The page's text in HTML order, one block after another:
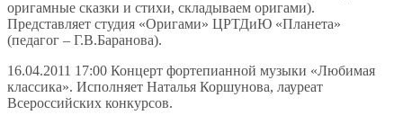
оригамные сказки и стихи, складываем оригами).
Представляет студия «Оригами» ЦРТДиЮ «Планета»
(педагог – Г.В.Баранова).
16.04.2011 17:00 Концерт фортепианной музыки «Любимая
классика». Исполняет Наталья Коршунова, лауреат
Всероссийских конкурсов.